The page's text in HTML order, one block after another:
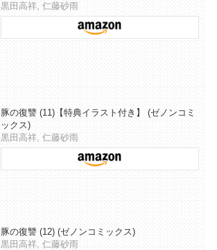
黒田高祥, 仁藤砂雨
豚の復讐 (11)【特典イラスト付き】 (ゼノンコミ
ックス)
黒田高祥, 仁藤砂雨
豚の復讐 (12) (ゼノンコミックス)
黒田高祥, 仁藤砂雨